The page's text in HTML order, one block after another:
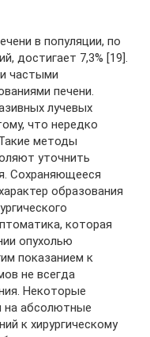
в популяции, по
достигает 7,3% [19].
частыми
печени.
лучевых
что нередко
методы
уточнить
Сохраняющееся
образования
которая
опухолью
показанием к
не всегда
Некоторые
на абсолютные
к хирургическому